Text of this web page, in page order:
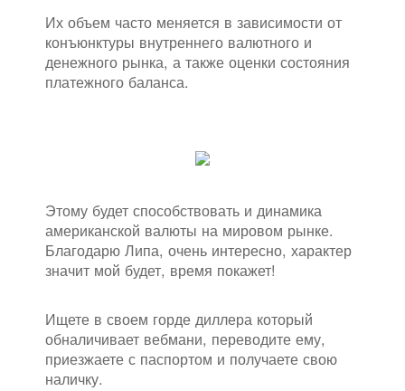
Их объем часто меняется в зависимости от
конъюнктуры внутреннего валютного и
денежного рынка, а также оценки состояния
платежного баланса.
Этому будет способствовать и динамика
американской валюты на мировом рынке.
Благодарю Липа, очень интересно, характер
значит мой будет, время покажет!
Ищете в своем горде диллера который
обналичивает вебмани, переводите ему,
приезжаете с паспортом и получаете свою
наличку.